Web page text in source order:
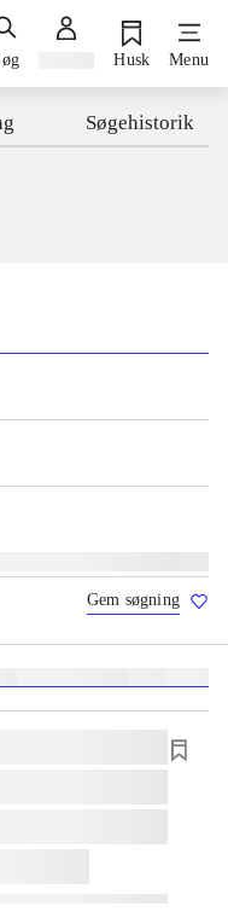
Husk Menu
Søgehistorik
Gem søgning
dolor sit amet ...